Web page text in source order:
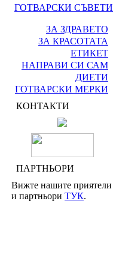
ГОТВАРСКИ СЪВЕТИ
ЗА ЗДРАВЕТО
ЗА КРАСОТАТА
ЕТИКЕТ
НАПРАВИ СИ САМ
ДИЕТИ
ГОТВАРСКИ МЕРКИ
КОНТАКТИ
ПАРТНЬОРИ
Вижте нашите приятели
и партньори ТУК.